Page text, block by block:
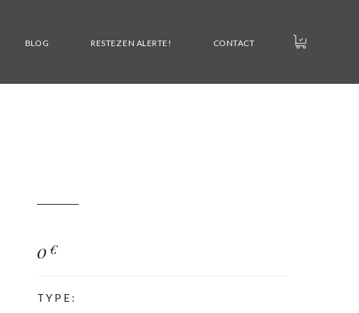
BLOG RESTEZ EN ALERTE! CONTACT
0 €
TYPE: